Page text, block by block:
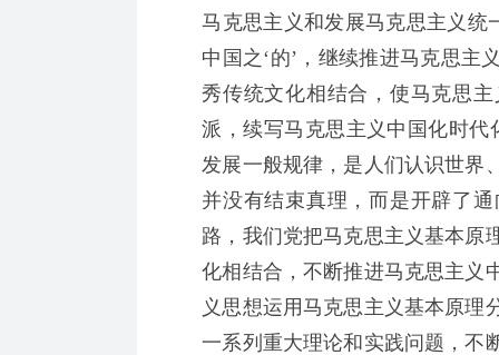
马克思主义和发展马克思主义统
中国之‘的’，继续推进马克思主
秀传统文化相结合，使马克思
派，续写马克思主义中国化时
发展一般规律，是人们认识世界
并没有结束真理，而是开辟了
路，我们党把马克思主义基本原
化相结合，不断推进马克思主义
义思想运用马克思主义基本原理
一系列重大理论和实践问题，不